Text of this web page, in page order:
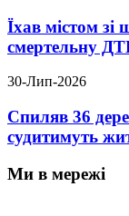
Їхав містом зі
смертельну
30-Лип-2026
Спиляв 36
судитимуть
Ми в мережі